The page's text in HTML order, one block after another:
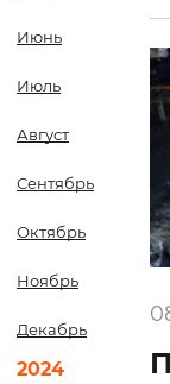
Июнь
Июль
Август
Сентябрь
Октябрь
Ноябрь
Декабрь
2024